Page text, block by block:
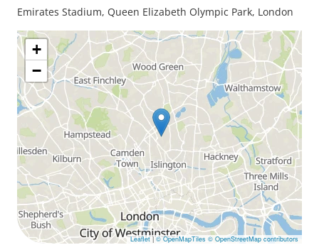
Emirates Stadium, Queen Elizabeth Olympic Park, London
+
−
Leaflet | © OpenMapTiles © OpenStreetMap contributors